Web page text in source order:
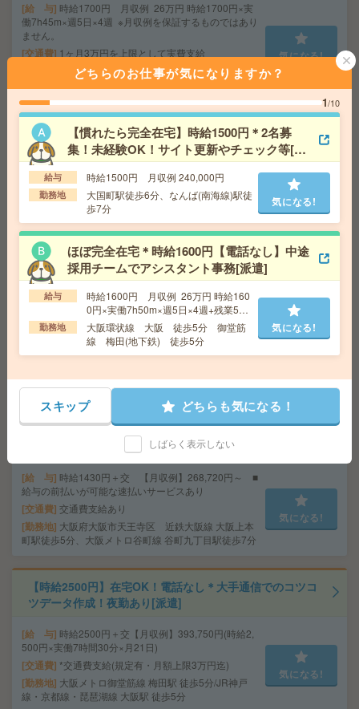
給 与 時給1700円 月収例 26万円 時給1700円×実
働7h45m×週5日×4週 ※月収例を保証するものではあり
ません。
交通費 1ヶ月3万円を上限として実費支給
大阪環状線 大阪 徒歩2分 京都本線 大阪
梅田(阪急線) 徒歩2分
気になる!
週3日＆10-16時勤務！未経験OK！法律事務所で申請書・
書類の作成など事務[派遣]
給 与 時給1400円～1450円＋交 【月収例】140,0
00円～ ■給与の前払いが可能な速払いサービスあり
交通費支給あり
勤務地 大阪府堺市堺区 南海高野線 堺東駅徒歩7分
気になる!
【3名募集】14～17時！未経験OK！証券関連会社で戸籍
謄本コピー・データ照合等[派遣]
給 与 時給1400円＋交 【月収例】91,000円～ ■
給与の前払いが可能な速払いサービスあり
交通費
町駅徒歩1分
未経験から直雇用！年収340万円～！教育機関・本社でガ
イダンスや学校説明対応など[紹介予定派遣]
給 与 時給1430円＋交 【月収例】268,720円～ ■
給与の前払いが可能な速払いサービスあり
交通費 交通費支給あり
勤務地 大阪府大阪市天王寺区 近鉄大阪線 大阪上本
町駅徒歩5分、大阪メトロ谷町線 谷町九丁目駅徒歩7分
気になる!
【時給2500円】在宅OK！電話なし＊大手通信でのコツコ
ツデータ作成！夜勤あり[派遣]
給 与 時給2500円＋交【月収例】393,750円(時給2,
500円×実働7時間30分×月21日)
交通費 *交通費支給(規定有・月額上限3万円迄)
勤務地 大阪メトロ御堂筋線 梅田駅 徒歩5分/JR神戸
線・京都線・琵琶湖線 大阪駅 徒歩5分
気になる!
どちらのお仕事が気になりますか？
1/10
【慣れたら完全在宅】時給1500円＊2名募
集！未経験OK！サイト更新やチェック等[派
遣]
給与 時給1500円 月収例 240,000円
勤務地
大国町駅徒歩6分、なんば(南海線)駅徒
歩7分
気になる!
ほぼ完全在宅＊時給1600円【電話なし】中途
採用チームでアシスタント事務[派遣]
給与
時給1600円 月収例 26万円 時給160
0円×実働7h50m×週5日×4週+残業5
h ※月収例を保証するものではありま
せん。
勤務地
大阪環状線 大阪 徒歩5分 御堂筋
線 梅田(地下鉄) 徒歩5分
気になる!
スキップ どちらも気になる！
しばらく表示しない